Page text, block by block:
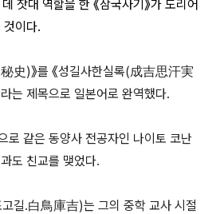
데 잣대 역할을 한 《삼국사기 》가 도리어
것이다.
史)》를 《성길사한실록(成吉思汗実
는 제목으로 일본어로 완역했다.
로 같은 동양사 전공자인 나이토 코난
도 친교를 맺었다.
길․白鳥庫吉)는 그의 중학 교사 시절